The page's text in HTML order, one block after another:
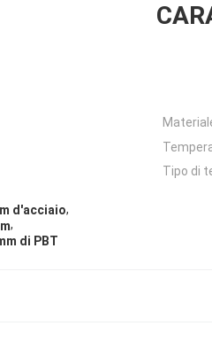
Tipo di
d'acciaio,
,
di PBT